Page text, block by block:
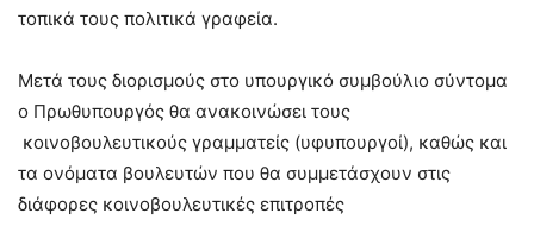
τοπικά τους πολιτικά γραφεία.
Μετά τους διορισμούς στο υπουργικό συμβούλιο σύντομα
ο Πρωθυπουργός θα ανακοινώσει τους
κοινοβουλευτικούς γραμματείς (υφυπουργοί), καθώς και
τα ονόματα βουλευτών που θα συμμετάσχουν στις
διάφορες κοινοβουλευτικές επιτροπές